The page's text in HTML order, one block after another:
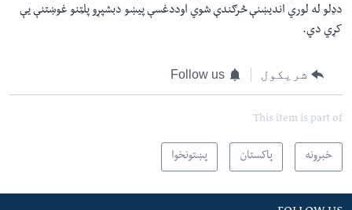
دډلو له لوري انديښنې څرګندې شوي اوددغسې پيښو دبشپړو پلټنو غوښتنې يې
کړي دي.
شریکول Follow us
This item is part of
خبرونه پاکستان پښتونخوا